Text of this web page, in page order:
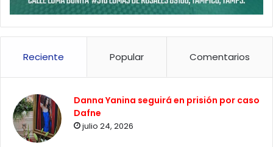
Reciente Popular Comentarios
Danna Yanina seguirá en prisión por caso
Dafne
julio 24, 2026